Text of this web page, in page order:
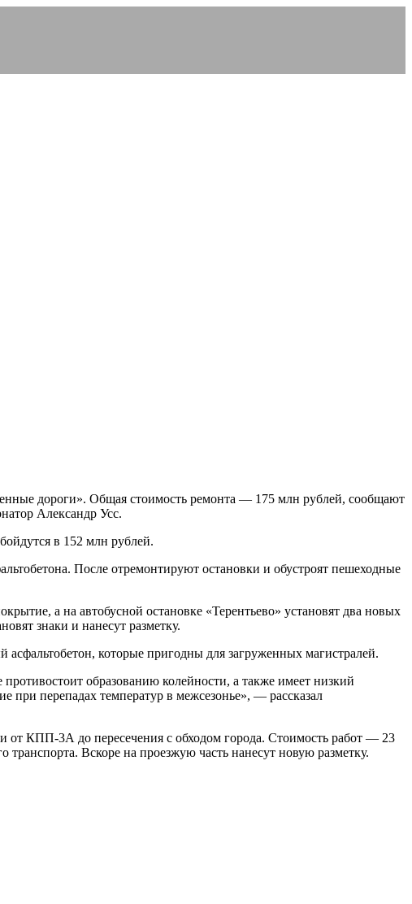
дороги». Общая стоимость ремонта — 175 млн рублей, сообщают
Александр Усс.
в 152 млн рублей.
После отремонтируют остановки и обустроят пешеходные
а на автобусной остановке «Терентьево» установят два новых
знаки и нанесут разметку.
которые пригодны для загруженных магистралей.
образованию колейности, а также имеет низкий
при перепадах температур в межсезонье», — рассказал
от КПП-3А до пересечения с обходом города. Стоимость работ — 23
Вскоре на проезжую часть нанесут новую разметку.